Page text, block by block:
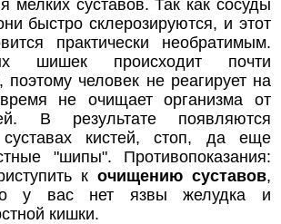
мелких суставов. Так как сосуды
быстро склерозируются, и этот
практически необратимым.
шишек происходит почти
поэтому человек не реагирует на
не очищает организма от
В результате появляются
кистей, стоп, да еще
"шипы". Противопоказания:
к очищению суставов,
у вас нет язвы желудка и
кишки.